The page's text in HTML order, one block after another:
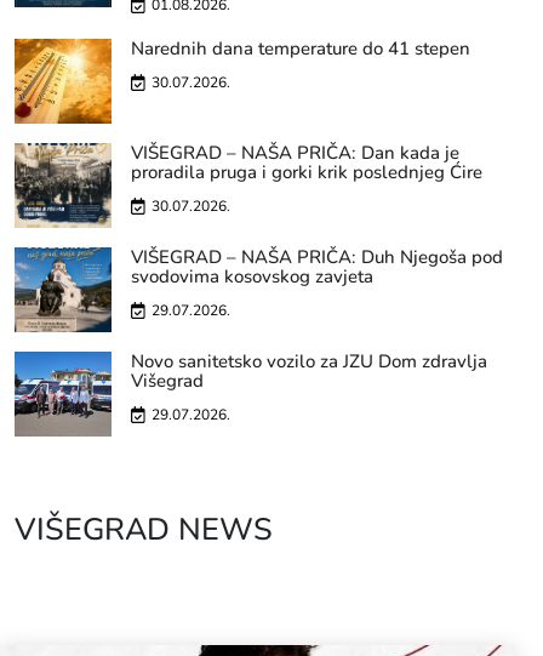
01.08.2026.
Narednih dana temperature do 41 stepen
30.07.2026.
VIŠEGRAD – NAŠA PRIČA: Dan kada je
proradila pruga i gorki krik poslednjeg Ćire
30.07.2026.
VIŠEGRAD – NAŠA PRIČA: Duh Njegoša pod
svodovima kosovskog zavjeta
29.07.2026.
Novo sanitetsko vozilo za JZU Dom zdravlja
Višegrad
29.07.2026.
VIŠEGRAD NEWS